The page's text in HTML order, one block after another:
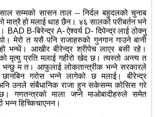
साल सम्मको सासन ताल -- निर्दल बहुदलको चुनाब
मात्रै हो मलाई थाह छैन। ४६ सालको परीबर्तन भने
B-बिरेन्द्र A- ऐश्वर्य D- दिपेन्द्र लाई ठोक्नु
मेरो त यसै पनि राजाहरुको गुनगान गाउने बानी
भन्थें। आखीर बीरेन्द्र श्रीपेच लाएर बसी रहे।
मृत्यु प्रति मलाई गहीरो खेद छ। त्यस्तो अन्त्य त
भन्छु म त। आफुलाई लोकतान्त्रीक भन्ने सरकारले
गरोस भन्ने लागेको छ मलाई। बीरेन्द्र
अनि उनले संबैधानिक राजा हुन सकेसम्म कोसिस गरे
गणतन्त्रको माला जप्ने माओबादीहरुले समेत
भन्न हिच्किचाएनन।